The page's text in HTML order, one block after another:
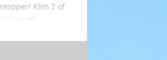
Klim 2 of
laag en
doorgewinterde